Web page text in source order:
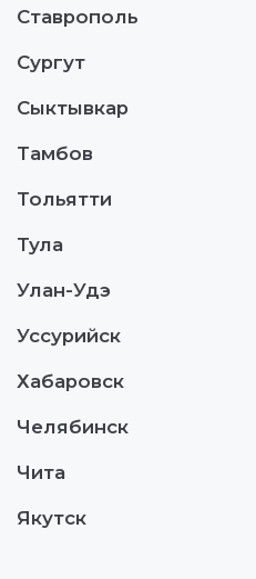
Ставрополь
Сургут
Сыктывкар
Тамбов
Тольятти
Тула
Улан-Удэ
Уссурийск
Хабаровск
Челябинск
Чита
Якутск